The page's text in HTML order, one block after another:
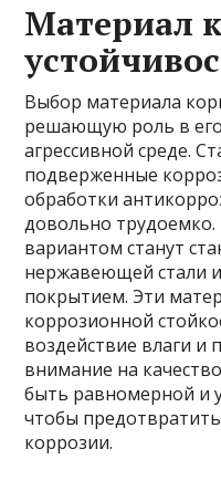
Материал
Выбор материала
решающую роль в
агрессивной среде.
подверженные
обработки
довольно
вариантом станут
нержавеющей стали
покрытием. Эти
коррозионной
воздействие влаги и
внимание на
быть равномерной и
чтобы
коррозии.